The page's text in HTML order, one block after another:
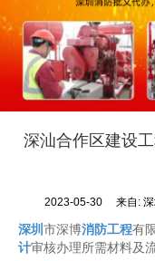
深汕合作区建设
2023-05-30 来自:
深圳 市深博消防工程有
计审核办理所需材料及